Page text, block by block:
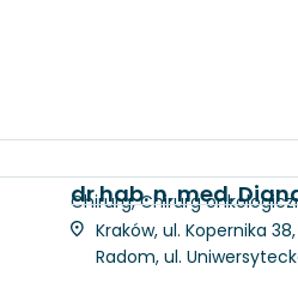
dr hab. n. med.
Chirurg, Chirurg
Kraków, ul. Kopernika
Radom, ul.